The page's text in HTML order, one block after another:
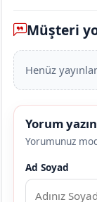
Müşteri
Henüz
Yorum yazın
Yorumunuz
Ad Soyad